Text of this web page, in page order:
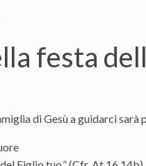
festa
di Gesù a guidarci sarà